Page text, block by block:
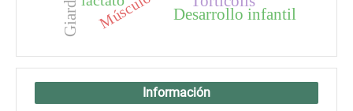
Desarrollo infantil
Músculo
Información